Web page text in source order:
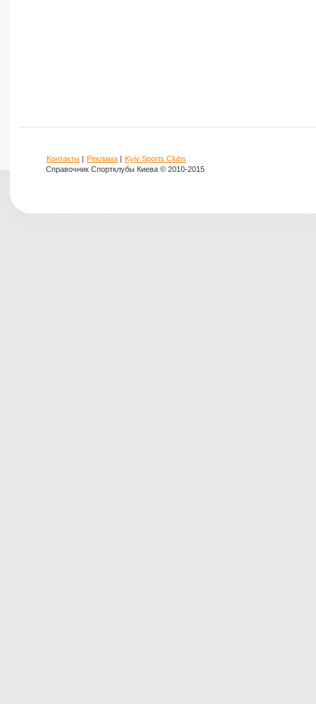
Контакты | Реклама | Kyiv Sports Clubs
Справочник Спортклубы Киева © 2010-2015